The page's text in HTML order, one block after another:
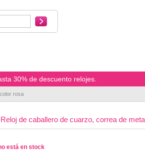
30% de descuento relojes.
rosa
de caballero de cuarzo, correa de
está en stock